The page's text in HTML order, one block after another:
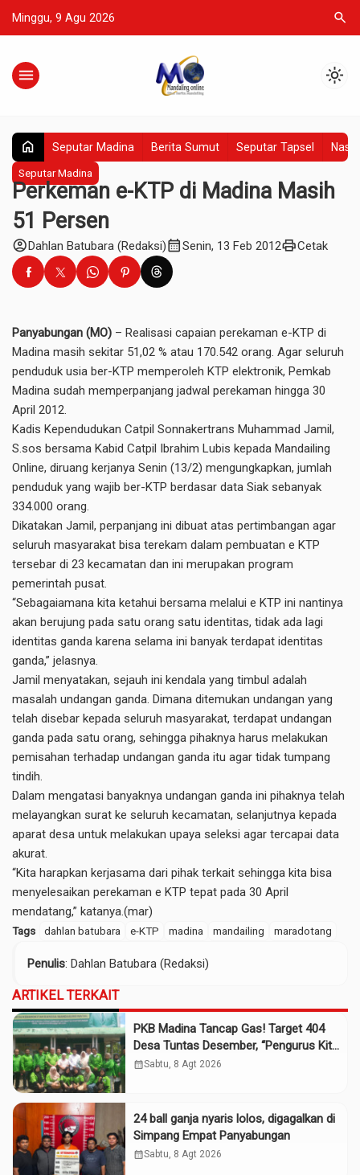
Minggu, 9 Agu 2026 search
menu light_mode
home Seputar Madina Berita Sumut Seputar Tapsel
Seputar Madina
Perkeman e-KTP di Madina Masih
51 Persen
account_circleDahlan Batubara (Redaksi)calendar_monthSenin, 13 Feb 2012printCetak
Panyabungan (MO) – Realisasi capaian perekaman e-KTP di
Madina masih sekitar 51,02 % atau 170.542 orang. Agar seluruh
penduduk usia ber-KTP memperoleh KTP elektronik, Pemkab
Madina sudah memperpanjang jadwal perekaman hingga 30
April 2012.
Kadis Kependudukan Catpil Sonnakertrans Muhammad Jamil,
S.sos bersama Kabid Catpil Ibrahim Lubis kepada Mandailing
Online, diruang kerjanya Senin (13/2) mengungkapkan, jumlah
penduduk yang wajib ber-KTP berdasar data Siak sebanyak
334.000 orang.
Dikatakan Jamil, perpanjang ini dibuat atas pertimbangan agar
seluruh masyarakat bisa terekam dalam pembuatan e KTP
tersebar di 23 kecamatan dan ini merupakan program
pemerintah pusat.
“Sebagaiamana kita ketahui bersama melalui e KTP ini nantinya
akan berujung pada satu orang satu identitas, tidak ada lagi
identitas ganda karena selama ini banyak terdapat identitas
ganda,” jelasnya.
Jamil menyatakan, sejauh ini kendala yang timbul adalah
masalah undangan ganda. Dimana ditemukan undangan yang
telah disebar kepada seluruh masyarakat, terdapat undangan
ganda pada satu orang, sehingga pihaknya harus melakukan
pemisahan terhadap undangan ganda itu agar tidak tumpang
tindih.
Dalam mengatasi banyaknya undangan ganda ini pihaknya telah
melayangkan surat ke seluruh kecamatan, selanjutnya kepada
aparat desa untuk melakukan upaya seleksi agar tercapai data
akurat.
“Kita harapkan kerjasama dari pihak terkait sehingga kita bisa
menyelesaikan perekaman e KTP tepat pada 30 April
mendatang,” katanya.(mar)
Tags dahlan batubara e-KTP madina mandailing maradotang
Penulis: Dahlan Batubara (Redaksi)
ARTIKEL TERKAIT
PKB Madina Tancap Gas! Target 404
Desa Tuntas Desember, “Pengurus Kita
Adalah Tokoh”
calendar_monthSabtu, 8 Agt 2026
24 ball ganja nyaris lolos, digagalkan di
Simpang Empat Panyabungan
calendar_monthSabtu, 8 Agt 2026